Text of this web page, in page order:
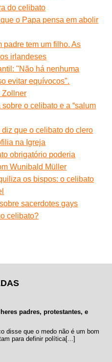
do celibato
o Papa pensa em abolir
padre tem um filho. As
irlandeses
"Não há nenhuma
evitar equívocos".
Zollner
o celibato e a “salum
que o celibato do clero
na Igreja
obrigatório poderia
Wunibald Müller
os bispos: o celibato
sacerdotes gays
celibato?
padres, protestantes, e
disse que o medo não é um bom
para definir política[...]